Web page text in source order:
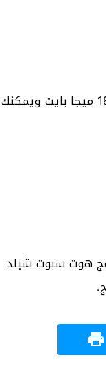
وصل حجم برنامج هوت سبوت شيلد الإصدار القديم والذي تمّ تحديثه مؤخرًا في عام 2020 م إلى 18.9 ميجا بايت ويمكنك
هوت سبوت شيلد